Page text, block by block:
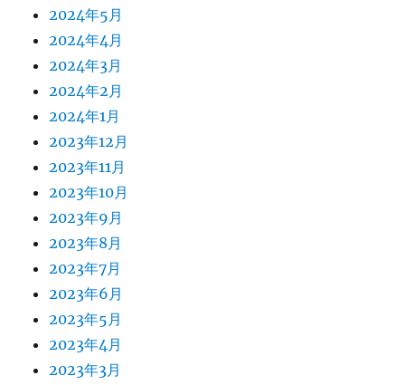
2024年5月
2024年4月
2024年3月
2024年2月
2024年1月
2023年12月
2023年11月
2023年10月
2023年9月
2023年8月
2023年7月
2023年6月
2023年5月
2023年4月
2023年3月